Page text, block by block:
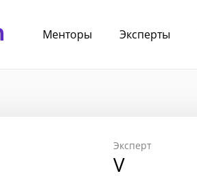
Менторы Эксперты
Эксперт
V